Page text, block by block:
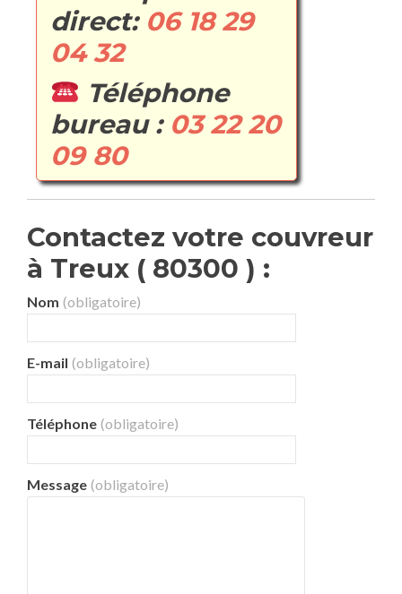
direct: 06 18 29
04 32
Téléphone
bureau : 03 22 20
09 80
Contactez votre couvreur
à Treux ( 80300 ) :
Nom (obligatoire)
E-mail (obligatoire)
Téléphone (obligatoire)
Message (obligatoire)